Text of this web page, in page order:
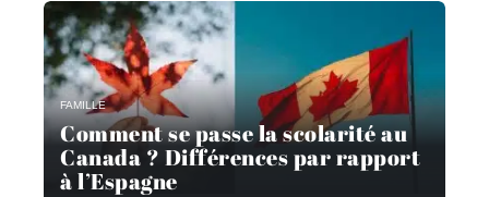
FAMILLE
Comment se passe la scolarité au
Canada ? Différences par rapport
à l’Espagne